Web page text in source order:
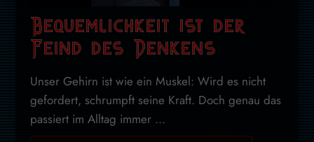
Bequemlichkeit ist der
Feind des Denkens
Unser Gehirn ist wie ein Muskel: Wird es nicht
gefordert, schrumpft seine Kraft. Doch genau das
passiert im Alltag immer ...